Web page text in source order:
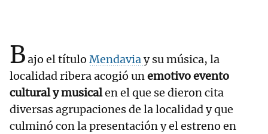
Bajo el título Mendaviay su música, la
localidad ribera acogió unemotivo evento
cultural y musicalen el que se dieron cita
diversas agrupaciones de la localidad y que
culminó con la presentación y el estreno en